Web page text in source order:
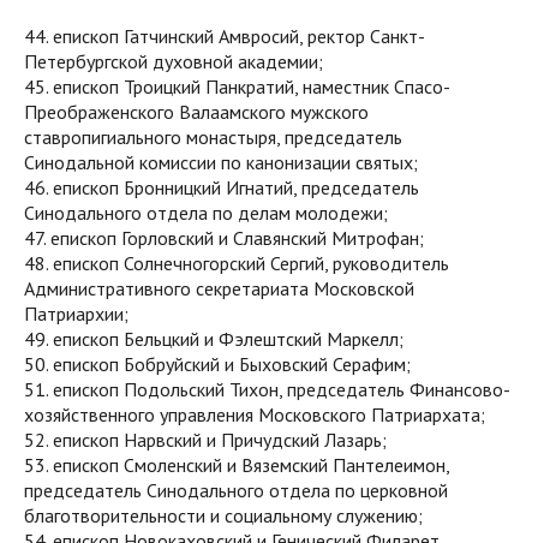
44. епископ Гатчинский Амвросий, ректор Санкт-
Петербургской духовной академии;
45. епископ Троицкий Панкратий, наместник Спасо-
Преображенского Валаамского мужского
ставропигиального монастыря, председатель
Синодальной комиссии по канонизации святых;
46. епископ Бронницкий Игнатий, председатель
Синодального отдела по делам молодежи;
47. епископ Горловский и Славянский Митрофан;
48. епископ Солнечногорский Сергий, руководитель
Административного секретариата Московской
Патриархии;
49. епископ Бельцкий и Фэлештский Маркелл;
50. епископ Бобруйский и Быховский Серафим;
51. епископ Подольский Тихон, председатель Финансово-
хозяйственного управления Московского Патриархата;
52. епископ Нарвский и Причудский Лазарь;
53. епископ Смоленский и Вяземский Пантелеимон,
председатель Синодального отдела по церковной
благотворительности и социальному служению;